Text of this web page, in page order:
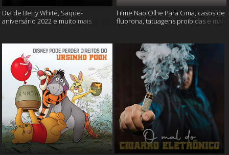
Dia de Betty White, Saque-
aniversário 2022 e muito mais
Filme Não Olhe Para Cima, casos de
fluorona, tatuagens proibidas e mais